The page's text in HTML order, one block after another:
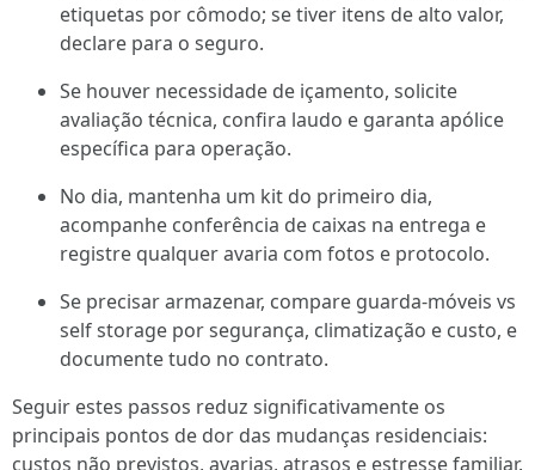
etiquetas por cômodo; se tiver itens de alto valor,
declare para o seguro.
Se houver necessidade de içamento, solicite
avaliação técnica, confira laudo e garanta apólice
específica para operação.
No dia, mantenha um kit do primeiro dia,
acompanhe conferência de caixas na entrega e
registre qualquer avaria com fotos e protocolo.
Se precisar armazenar, compare guarda-móveis vs
self storage por segurança, climatização e custo, e
documente tudo no contrato.
Seguir estes passos reduz significativamente os
principais pontos de dor das mudanças residenciais:
custos não previstos, avarias, atrasos e estresse familiar.